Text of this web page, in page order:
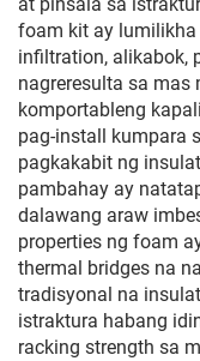
foam kit ay
infiltration, alikabok,
nagreresulta sa
komportableng
pag-install kumpara
pagkakabit ng
pambahay ay
dalawang araw
properties ng foam
thermal bridges na
tradisyonal na
istraktura habang
racking strength sa